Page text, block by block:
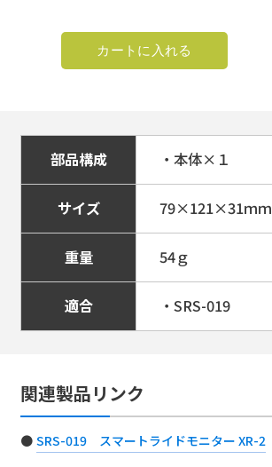
部品構成 ・本体×１
サイズ 79×121×31ｍｍ
重量 54ｇ
適合 ・SRS-019
関連製品リンク
SRS-019 スマートライドモニター XR-2